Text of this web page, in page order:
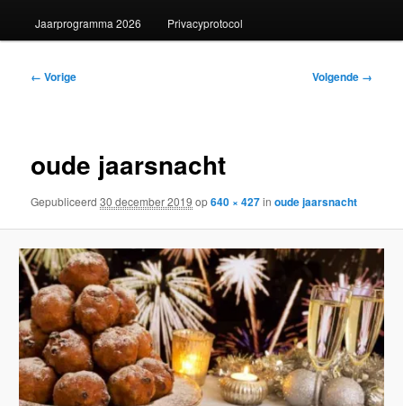
Jaarprogramma 2026 Privacyprotocol
Afbeeldingsnavigatie
← Vorige Volgende →
oude jaarsnacht
Gepubliceerd30 december 2019 op640 × 427inoude jaarsnacht